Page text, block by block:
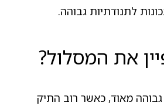
לתנודתיות גבוהה.
את המסלול?
מאוד, כאשר רוב התיק